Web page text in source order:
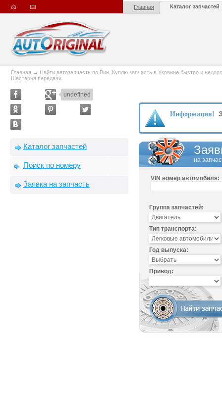
Главная Каталог запчастей
Главная → Найти автозапчасть по Вин. Куплю запчасть в Украине быстро и
Шестерня передачи
undefined
Каталог запчастей
Поиск по номеру
Заявка на запчасть
Информация!
на
VIN номер автомобиля:
Группа запчастей:
Тип транспорта:
Год выпуска:
Привод: